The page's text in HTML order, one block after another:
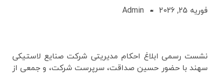
فوریه 25, 2026 Admin
نشست رسمی ابلاغ احکام مدیریتی شرکت صنایع لاستیکی
سهند با حضور حسین صداقت، سرپرست شرکت، و جمعی از